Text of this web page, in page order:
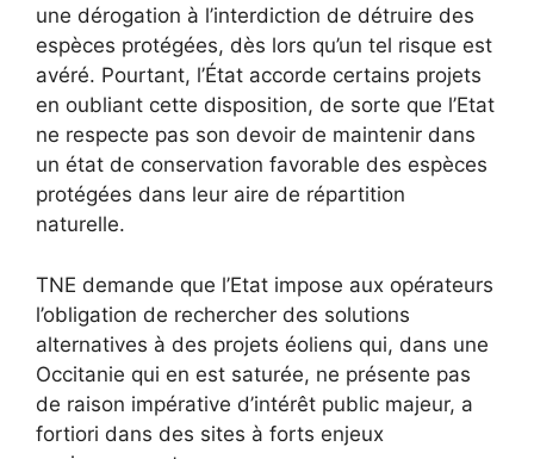
une dérogation à l’interdiction de détruire des
espèces protégées, dès lors qu’un tel risque est
avéré. Pourtant, l’État accorde certains projets
en oubliant cette disposition, de sorte que l’Etat
ne respecte pas son devoir de maintenir dans
un état de conservation favorable des espèces
protégées dans leur aire de répartition
naturelle.
TNE demande que l’Etat impose aux opérateurs
l’obligation de rechercher des solutions
alternatives à des projets éoliens qui, dans une
Occitanie qui en est saturée, ne présente pas
de raison impérative d’intérêt public majeur, a
fortiori dans des sites à forts enjeux